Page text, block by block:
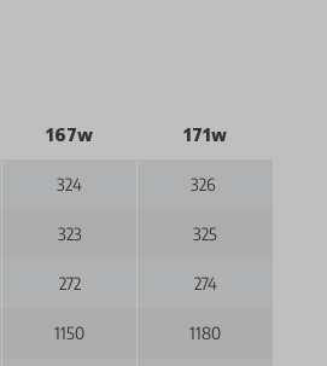
167w 171w
324 326
323 325
272 274
1150 1180